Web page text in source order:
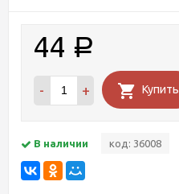
44 Р
- + Купить
В наличии код: 36008